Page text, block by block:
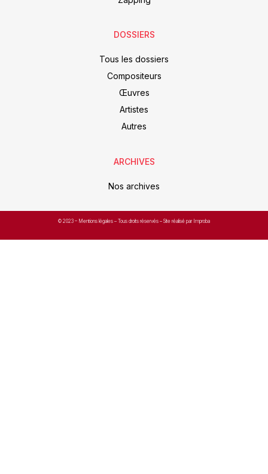
DOSSIERS
Tous les dossiers
Compositeurs
Œuvres
Artistes
Autres
ARCHIVES
Nos archives
© 2023 – Mentions légales – Tous droits réservés – Site réalisé par Improba